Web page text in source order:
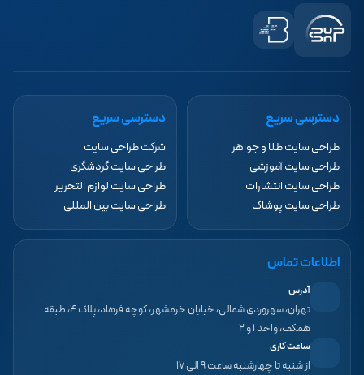
دسترسی سریع
طراحی سایت طلا و جواهر
طراحی سایت آموزشی
طراحی سایت انتشارات
طراحی سایت پوشاک
دسترسی سریع
شرکت طراحی سایت
طراحی سایت گردشگری
طراحی سایت لوازم التحریر
طراحی سایت بین المللی
اطلاعات تماس
آدرس
تهران، سهروردی شمالی، خیابان خرمشهر، کوچه فرهاد، پلاک ۴، طبقه
همکف، واحد ۱ و ۲
ساعت کاری
از شنبه تا چهارشنبه ساعت ۹ الی ۱۷